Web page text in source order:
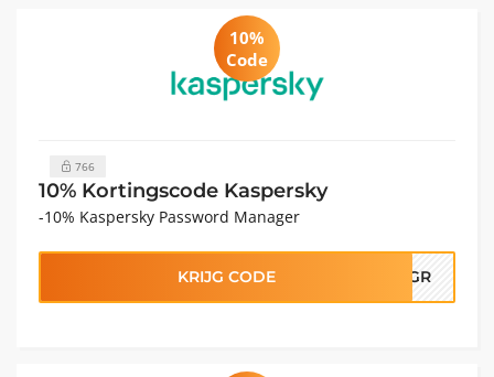
10%
Code
766
10% Kortingscode Kaspersky
-10% Kaspersky Password Manager
KRIJG CODE WMGR